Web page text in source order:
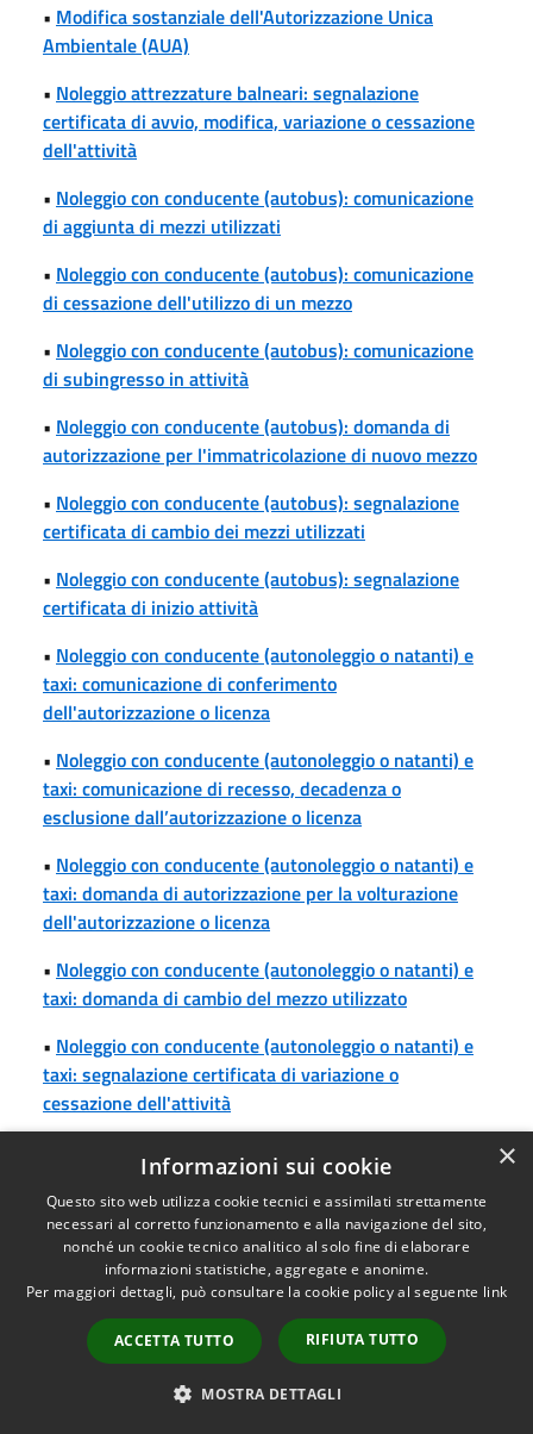
• Modifica sostanziale dell'Autorizzazione Unica
Ambientale (AUA)
• Noleggio attrezzature balneari: segnalazione
certificata di avvio, modifica, variazione o cessazione
dell'attività
• Noleggio con conducente (autobus): comunicazione
di aggiunta di mezzi utilizzati
• Noleggio con conducente (autobus): comunicazione
di cessazione dell'utilizzo di un mezzo
• Noleggio con conducente (autobus): comunicazione
di subingresso in attività
• Noleggio con conducente (autobus): domanda di
autorizzazione per l'immatricolazione di nuovo mezzo
• Noleggio con conducente (autobus): segnalazione
certificata di cambio dei mezzi utilizzati
• Noleggio con conducente (autobus): segnalazione
certificata di inizio attività
• Noleggio con conducente (autonoleggio o natanti) e
taxi: comunicazione di conferimento
dell'autorizzazione o licenza
• Noleggio con conducente (autonoleggio o natanti) e
taxi: comunicazione di recesso, decadenza o
esclusione dall’autorizzazione o licenza
• Noleggio con conducente (autonoleggio o natanti) e
taxi: domanda di autorizzazione per la volturazione
dell'autorizzazione o licenza
• Noleggio con conducente (autonoleggio o natanti) e
taxi: domanda di cambio del mezzo utilizzato
• Noleggio con conducente (autonoleggio o natanti) e
taxi: segnalazione certificata di variazione o
cessazione dell'attività
comunicazione di collaborazione familiare
•Noleggio con conducente (autonoleggio o natanti):
comunicazione di variazione della sede operativa
•Noleggio con conducente (autonoleggio o natanti):
domanda di vidimazione annuale o quinquiennale
dell'autorizzazione
Noleggio senza conducente: segnalazione certificata
×
Informazioni sui cookie
Questo sito web utilizza cookie tecnici e assimilati strettamente
necessari al corretto funzionamento e alla navigazione del sito,
nonché un cookie tecnico analitico al solo fine di elaborare
informazioni statistiche, aggregate e anonime.
Per maggiori dettagli, può consultare la cookie policy al seguente link
ACCETTA TUTTO RIFIUTA TUTTO
MOSTRA DETTAGLI